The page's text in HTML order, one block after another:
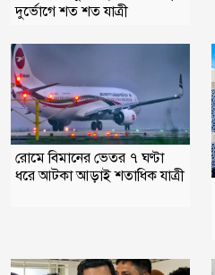
দুর্ভোগে শত শত যাত্রী
রোমে বিমানের ভেতর ৭ ঘণ্টা
ধরে আটকা আড়াই শতাধিক যাত্রী